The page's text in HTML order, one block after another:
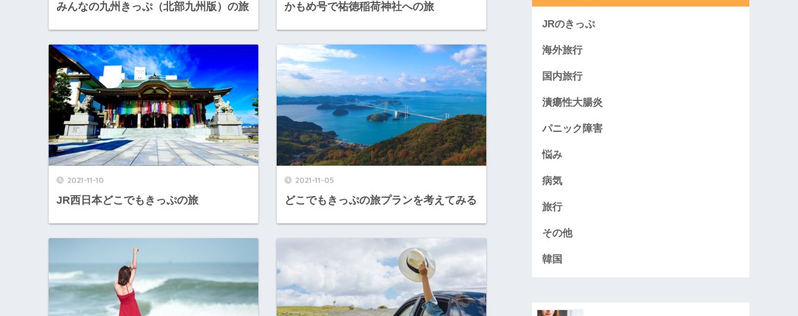
みんなの九州きっぷ（北部九州版）の旅 かもめ号で祐徳稲荷神社への旅
2021-11-10
JR西日本どこでもきっぷの旅
2021-11-05
どこでもきっぷの旅プランを考えてみる
JRのきっぷ
海外旅行
国内旅行
潰瘍性大腸炎
パニック障害
悩み
病気
旅行
その他
韓国